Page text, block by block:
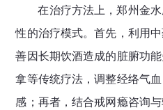
在治疗方法上，郑州金
性的治疗模式。首先，利用
善因长期饮酒造成的脏腑功
拿等传统疗法，调整经络气
感；再者，结合戒网瘾咨询